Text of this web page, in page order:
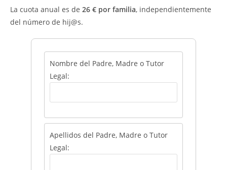
La cuota anual es de 26 € por familia, independientemente
del número de hij@s.
Nombre del Padre, Madre o Tutor
Legal:
Apellidos del Padre, Madre o Tutor
Legal: